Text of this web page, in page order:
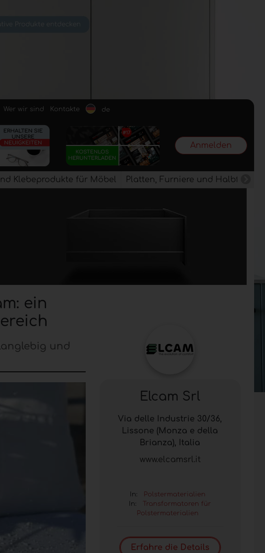
Wer wir sind Kontakte de
Anmelden
Klebeprodukte für Möbel Platten, Furniere und
ein
und
Elcam Srl
Via delle Industrie 30/36,
Lissone (Monza e della
Brianza), Italia
www.elcamsrl.it
In:
Polstermaterialien
In:
Transformatoren für
Polstermaterialien
Erfahre die Details